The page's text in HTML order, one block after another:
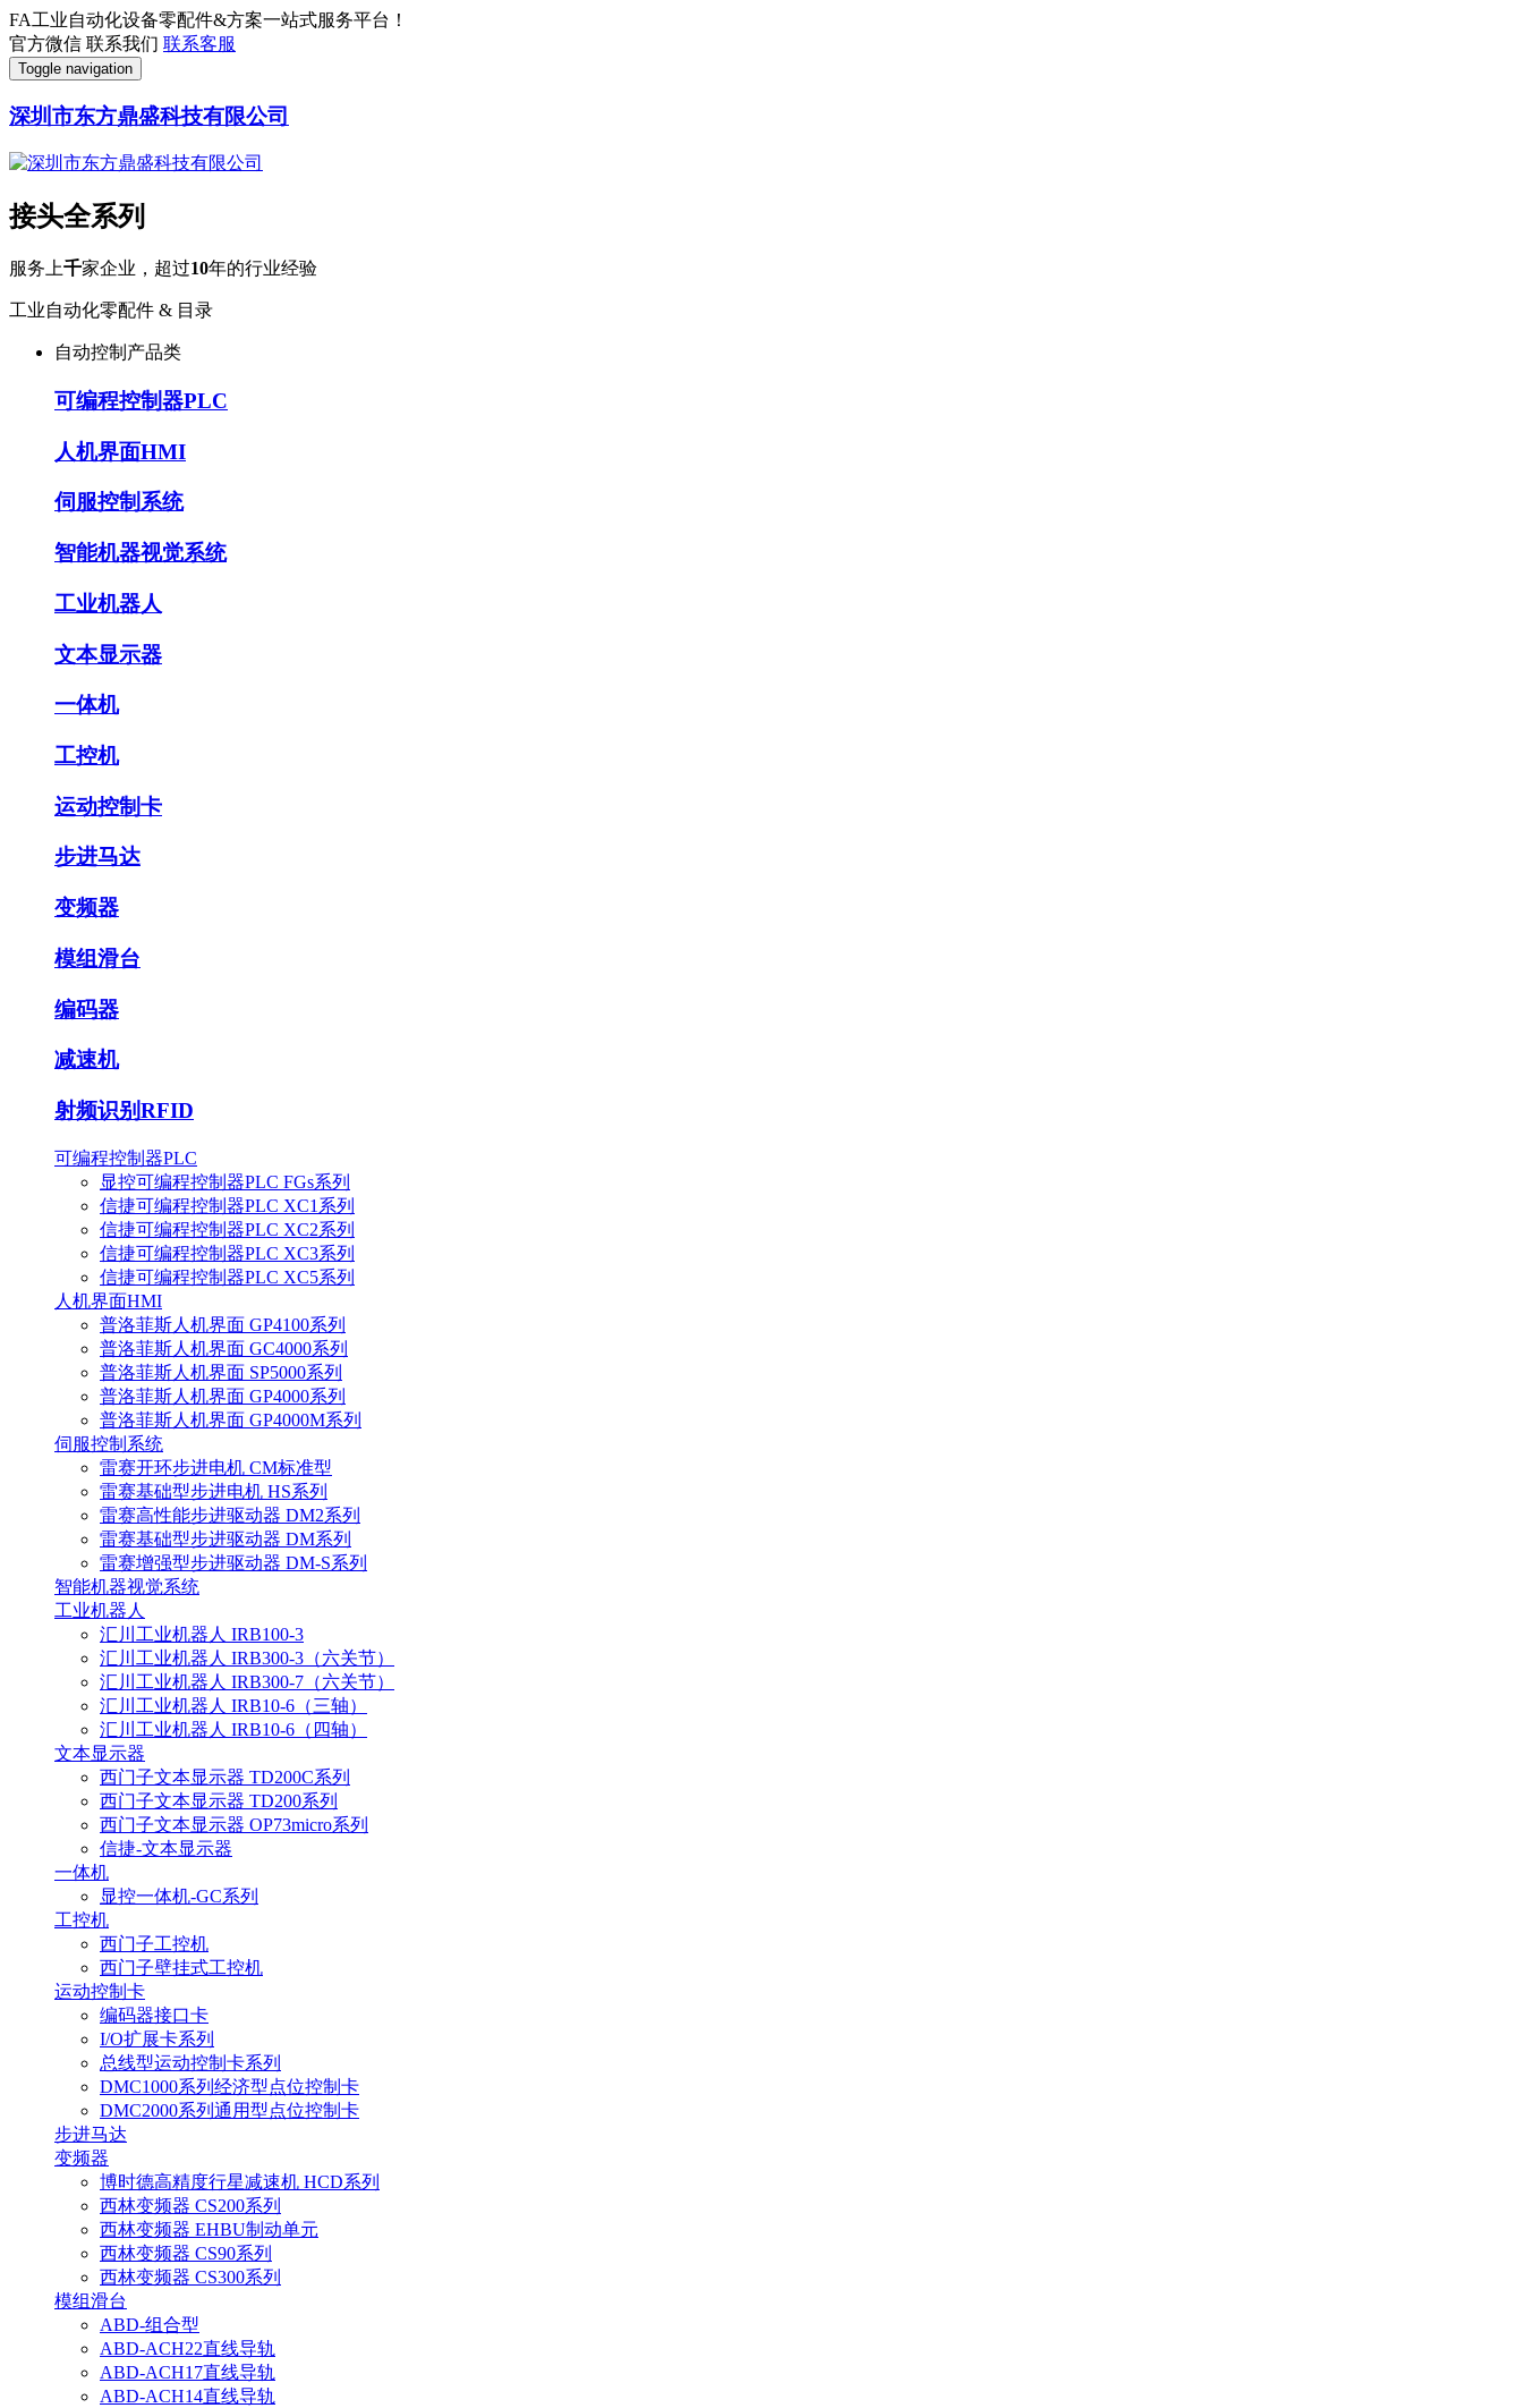
FA工业自动化设备零配件&方案一站式服务平台！
官方微信 联系我们 联系客服
Toggle navigation
深圳市东方鼎盛科技有限公司
接头全系列
服务上千家企业，超过10年的行业经验
工业自动化零配件 & 目录
自动控制产品类
可编程控制器PLC
人机界面HMI
伺服控制系统
智能机器视觉系统
工业机器人
文本显示器
一体机
工控机
运动控制卡
步进马达
变频器
模组滑台
编码器
减速机
射频识别RFID
可编程控制器PLC
显控可编程控制器PLC FGs系列
信捷可编程控制器PLC XC1系列
信捷可编程控制器PLC XC2系列
信捷可编程控制器PLC XC3系列
信捷可编程控制器PLC XC5系列
人机界面HMI
普洛菲斯人机界面 GP4100系列
普洛菲斯人机界面 GC4000系列
普洛菲斯人机界面 SP5000系列
普洛菲斯人机界面 GP4000系列
普洛菲斯人机界面 GP4000M系列
伺服控制系统
雷赛开环步进电机 CM标准型
雷赛基础型步进电机 HS系列
雷赛高性能步进驱动器 DM2系列
雷赛基础型步进驱动器 DM系列
雷赛增强型步进驱动器 DM-S系列
智能机器视觉系统
工业机器人
汇川工业机器人 IRB100-3
汇川工业机器人 IRB300-3（六关节）
汇川工业机器人 IRB300-7（六关节）
汇川工业机器人 IRB10-6（三轴）
汇川工业机器人 IRB10-6（四轴）
文本显示器
西门子文本显示器 TD200C系列
西门子文本显示器 TD200系列
西门子文本显示器 OP73micro系列
信捷-文本显示器
一体机
显控一体机-GC系列
工控机
西门子工控机
西门子壁挂式工控机
运动控制卡
编码器接口卡
I/O扩展卡系列
总线型运动控制卡系列
DMC1000系列经济型点位控制卡
DMC2000系列通用型点位控制卡
步进马达
变频器
博时德高精度行星减速机 HCD系列
西林变频器 CS200系列
西林变频器 EHBU制动单元
西林变频器 CS90系列
西林变频器 CS300系列
模组滑台
ABD-组合型
ABD-ACH22直线导轨
ABD-ACH17直线导轨
ABD-ACH14直线导轨